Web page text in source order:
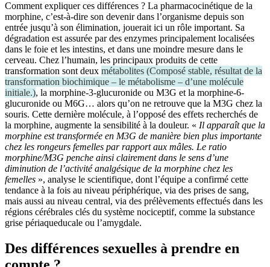
Comment expliquer ces différences ? La pharmacocinétique de la
morphine, c’est-à-dire son devenir dans l’organisme depuis son
entrée jusqu’à son élimination, jouerait ici un rôle important. Sa
dégradation est assurée par des enzymes principalement localisées
dans le foie et les intestins, et dans une moindre mesure dans le
cerveau. Chez l’humain, les principaux produits de cette
transformation sont deux métabolites (Composé stable, résultat de la
transformation biochimique – le métabolisme – d’une molécule
initiale.), la morphine-3-glucuronide ou M3G et la morphine-6-
glucuronide ou M6G… alors qu’on ne retrouve que la M3G chez la
souris. Cette dernière molécule, à l’opposé des effets recherchés de
la morphine, augmente la sensibilité à la douleur. « Il apparaît que la
morphine est transformée en M3G de manière bien plus importante
chez les rongeurs femelles par rapport aux mâles. Le ratio
morphine/M3G penche ainsi clairement dans le sens d’une
diminution de l’activité analgésique de la morphine chez les
femelles », analyse le scientifique, dont l’équipe a confirmé cette
tendance à la fois au niveau périphérique, via des prises de sang,
mais aussi au niveau central, via des prélèvements effectués dans les
régions cérébrales clés du système nociceptif, comme la substance
grise périaqueducale ou l’amygdale.
Des différences sexuelles à prendre en